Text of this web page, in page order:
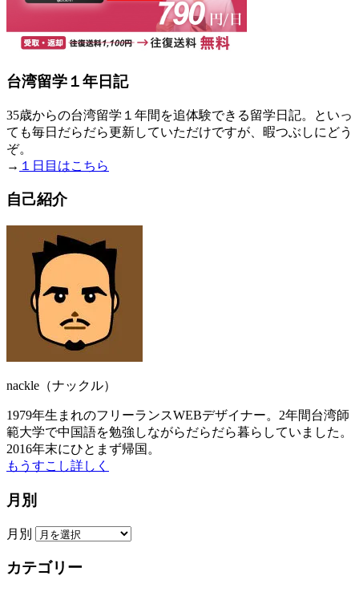
台湾留学１年日記
35歳からの台湾留学１年間を追体験できる留学日記。といっ
ても毎日だらだら更新していただけですが、暇つぶしにどう
ぞ。
→ １日目はこちら
自己紹介
nackle（ナックル）
1979年生まれのフリーランスWEBデザイナー。2年間台湾師
範大学で中国語を勉強しながらだらだら暮らしていました。
2016年末にひとまず帰国。
もうすこし詳しく
月別
月別
カテゴリー